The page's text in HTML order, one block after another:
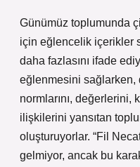
Günümüz toplumunda
için eğlencelik içerikler
daha fazlasını ifade
eğlenmesini sağlarken,
normlarını,
ilişkilerini yansıtan
oluşturuyorlar. “Fil
gelmiyor, ancak bu